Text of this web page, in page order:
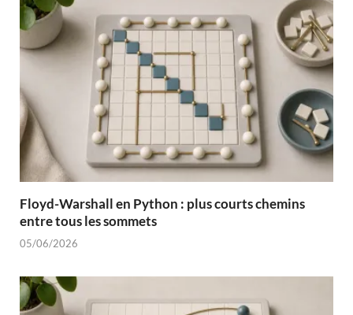
Floyd-Warshall en Python : plus courts chemins
entre tous les sommets
05/06/2026